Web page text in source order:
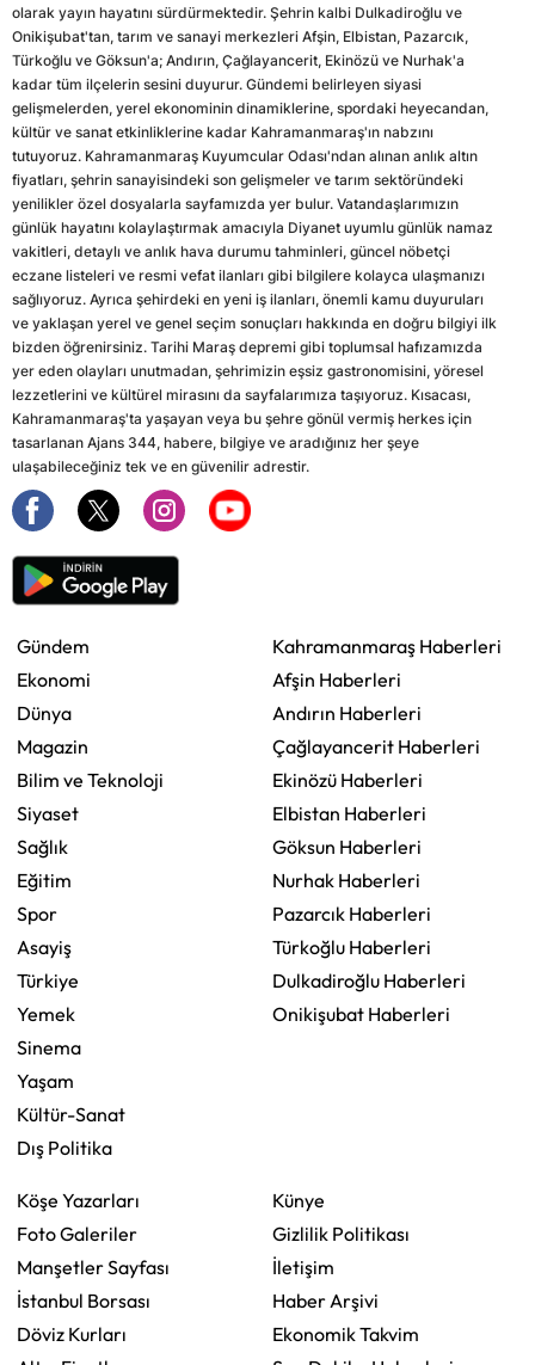
olarak yayın hayatını sürdürmektedir. Şehrin kalbi Dulkadiroğlu ve
Onikişubat'tan, tarım ve sanayi merkezleri Afşin, Elbistan, Pazarcık,
Türkoğlu ve Göksun'a; Andırın, Çağlayancerit, Ekinözü ve Nurhak'a
kadar tüm ilçelerin sesini duyurur. Gündemi belirleyen siyasi
gelişmelerden, yerel ekonominin dinamiklerine, spordaki heyecandan,
kültür ve sanat etkinliklerine kadar Kahramanmaraş'ın nabzını
tutuyoruz. Kahramanmaraş Kuyumcular Odası'ndan alınan anlık altın
fiyatları, şehrin sanayisindeki son gelişmeler ve tarım sektöründeki
yenilikler özel dosyalarla sayfamızda yer bulur. Vatandaşlarımızın
günlük hayatını kolaylaştırmak amacıyla Diyanet uyumlu günlük namaz
vakitleri, detaylı ve anlık hava durumu tahminleri, güncel nöbetçi
eczane listeleri ve resmi vefat ilanları gibi bilgilere kolayca ulaşmanızı
sağlıyoruz. Ayrıca şehirdeki en yeni iş ilanları, önemli kamu duyuruları
ve yaklaşan yerel ve genel seçim sonuçları hakkında en doğru bilgiyi ilk
bizden öğrenirsiniz. Tarihi Maraş depremi gibi toplumsal hafızamızda
yer eden olayları unutmadan, şehrimizin eşsiz gastronomisini, yöresel
lezzetlerini ve kültürel mirasını da sayfalarımıza taşıyoruz. Kısacası,
Kahramanmaraş'ta yaşayan veya bu şehre gönül vermiş herkes için
tasarlanan Ajans 344, habere, bilgiye ve aradığınız her şeye
ulaşabileceğiniz tek ve en güvenilir adrestir.
Gündem
Ekonomi
Dünya
Magazin
Bilim ve Teknoloji
Siyaset
Sağlık
Eğitim
Spor
Asayiş
Türkiye
Yemek
Sinema
Yaşam
Kültür-Sanat
Dış Politika
Kahramanmaraş Haberleri
Afşin Haberleri
Andırın Haberleri
Çağlayancerit Haberleri
Ekinözü Haberleri
Elbistan Haberleri
Göksun Haberleri
Nurhak Haberleri
Pazarcık Haberleri
Türkoğlu Haberleri
Dulkadiroğlu Haberleri
Onikişubat Haberleri
Köşe Yazarları
Foto Galeriler
Manşetler Sayfası
İstanbul Borsası
Döviz Kurları
Künye
Gizlilik Politikası
İletişim
Haber Arşivi
Ekonomik Takvim